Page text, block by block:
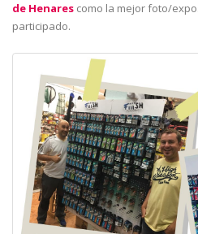
de Henares como la mejor foto/
participado.